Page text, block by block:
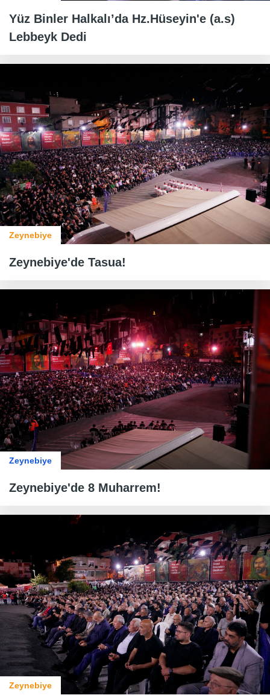
Yüz Binler Halkalı’da Hz.Hüseyin'e (a.s)
Lebbeyk Dedi
Zeynebiye
Zeynebiye'de Tasua!
Zeynebiye
Zeynebiye'de 8 Muharrem!
Zeynebiye